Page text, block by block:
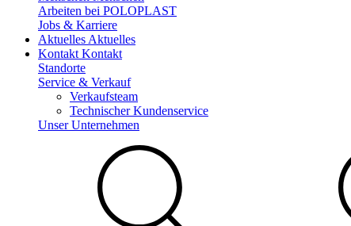
Arbeiten bei POLOPLAST
Jobs & Karriere
Aktuelles Aktuelles
Kontakt Kontakt
Standorte
Service & Verkauf
Verkaufsteam
Technischer Kundenservice
Unser Unternehmen